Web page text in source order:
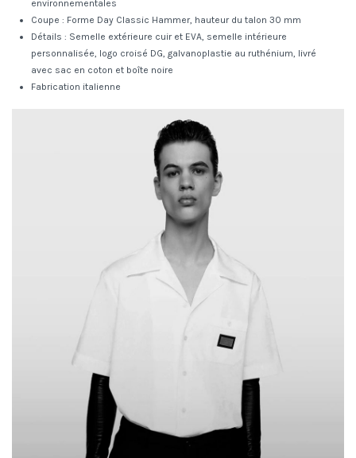
environnementales
Coupe : Forme Day Classic Hammer, hauteur du talon 30 mm
Détails : Semelle extérieure cuir et EVA, semelle intérieure
personnalisée, logo croisé DG, galvanoplastie au ruthénium, livré
avec sac en coton et boîte noire
Fabrication italienne